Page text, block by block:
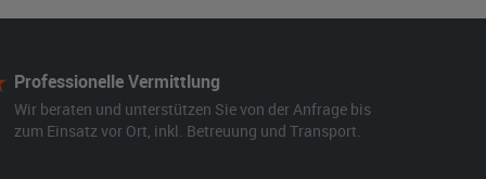
Professionelle Vermittlung
Wir beraten und unterstützen Sie von der Anfrage bis
zum Einsatz vor Ort, inkl. Betreuung und Transport.